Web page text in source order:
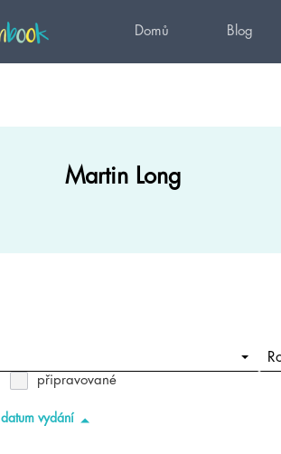
Domů Blog
Martin Long
připravované
datum vydání